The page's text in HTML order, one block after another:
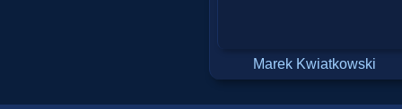
Marek Kwiatkowski